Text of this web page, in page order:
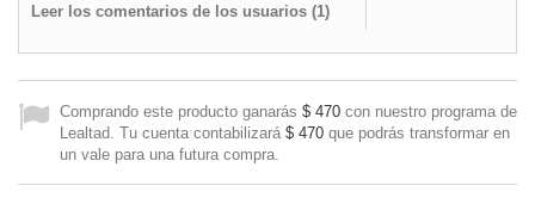
Leer los comentarios de los usuarios (1)
Comprando este producto ganarás $ 470 con nuestro programa de
Lealtad. Tu cuenta contabilizará $ 470 que podrás transformar en
un vale para una futura compra.